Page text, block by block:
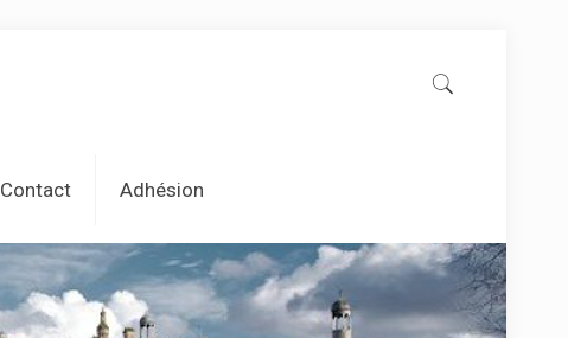
Contact Adhésion